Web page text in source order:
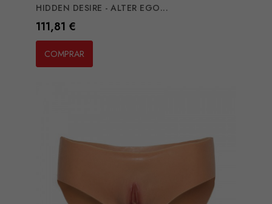
HIDDEN DESIRE - ALTER EGO...
Preço
111,81 €
COMPRAR